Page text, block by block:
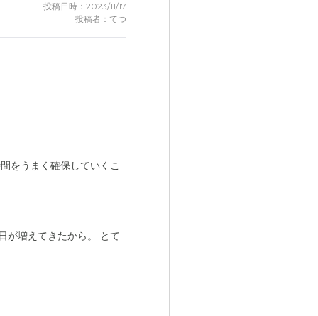
投稿日時：2023/11/17
投稿者：てつ
をうまく確保していくこ
が増えてきたから。 とて